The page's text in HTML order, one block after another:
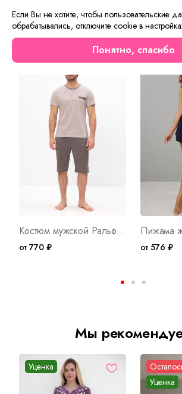
Сейчас на сайте
Костюм мужской Ральф ШБ Арт. 10416
от 770 ₽ от 576 ₽
Мы
Уценка
Уценка
Если Вы не хотите, чтобы пользовательские
обрабатывались, отключите cookie в
Понятно, спасибо